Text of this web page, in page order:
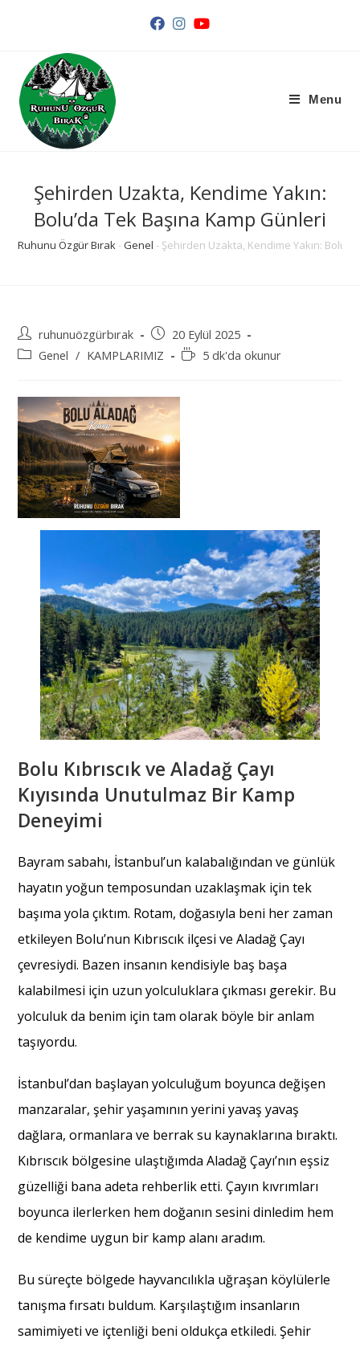
Menu
Şehirden Uzakta, Kendime Yakın:
Bolu’da Tek Başına Kamp Günleri
Ruhunu Özgür Bırak-Genel - Şehirden Uzakta, Kendime Yakın:
Post
author:
ruhunuözgürbırak
Post
published:
20 Eylül 2025
PostGenel / KAMPLARIMIZ
Reading5 dk'da okunur
Bolu Kıbrıscık ve Aladağ Çayı
Kıyısında Unutulmaz Bir Kamp
Deneyimi
Bayram sabahı, İstanbul’un kalabalığından ve günlük
hayatın yoğun temposundan uzaklaşmak için tek
başıma yola çıktım. Rotam, doğasıyla beni her zaman
etkileyen Bolu’nun Kıbrıscık ilçesi ve Aladağ Çayı
çevresiydi. Bazen insanın kendisiyle baş başa
kalabilmesi için uzun yolculuklara çıkması gerekir. Bu
yolculuk da benim için tam olarak böyle bir anlam
taşıyordu.
İstanbul’dan başlayan yolculuğum boyunca değişen
manzaralar, şehir yaşamının yerini yavaş yavaş
dağlara, ormanlara ve berrak su kaynaklarına bıraktı.
Kıbrıscık bölgesine ulaştığımda Aladağ Çayı’nın eşsiz
güzelliği bana adeta rehberlik etti. Çayın kıvrımları
boyunca ilerlerken hem doğanın sesini dinledim hem
de kendime uygun bir kamp alanı aradım.
Bu süreçte bölgede hayvancılıkla uğraşan köylülerle
tanışma fırsatı buldum. Karşılaştığım insanların
samimiyeti ve içtenliği beni oldukça etkiledi. Şehir